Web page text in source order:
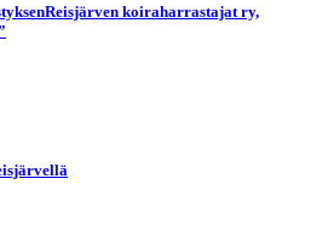
koiraharrastajat ry,